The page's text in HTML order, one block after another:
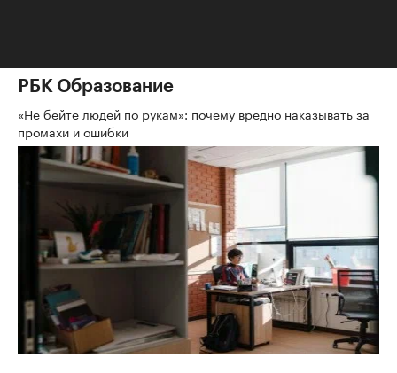
РБК Образование
«Не бейте людей по рукам»: почему вредно наказывать за
промахи и ошибки